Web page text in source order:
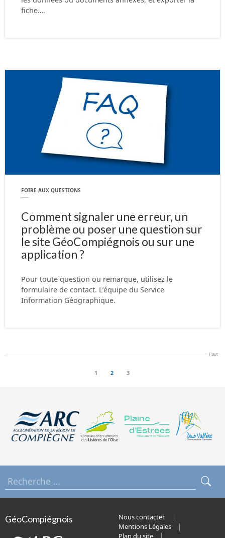
fiche….
FOIRE AUX QUESTIONS
Comment signaler une erreur, un
problème ou poser une question sur
le site GéoCompiégnois ou sur une
application ?
Pour toute question ou remarque, utilisez le
formulaire de contact. L’équipe du Service
Information Géographique.
Haut
1 2 3
GéoCompiégnois
Nous contacter
Mentions Légales
Plan du site